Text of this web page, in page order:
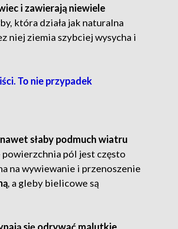
i zawierają niewiele
która działa jak naturalna
niej ziemia szybciej wysycha i
To nie przypadek
nawet słaby podmuch wiatru
powierzchnia pól jest często
na wywiewanie i przenoszenie
, a gleby bielicowe są